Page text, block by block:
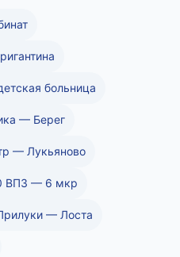
больница
— Берег
— Лукьяново
ВПЗ — 6 мкр
— Лоста